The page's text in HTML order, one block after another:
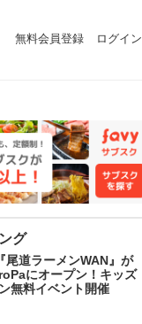
無料会員登録 ログイン
グ
尾道ラーメンWAN』が
にオープン！キッズ
無料イベント開催